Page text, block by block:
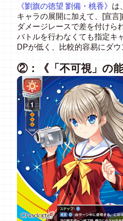
《劉旗の徳望 劉備・桃香》 は
キャラの展開に加えて、[宣
ダメージレースで差を付けら
バトルを行わなくても指定キ
DPが低く、比較的容易にダ
②：《「不可視」の能